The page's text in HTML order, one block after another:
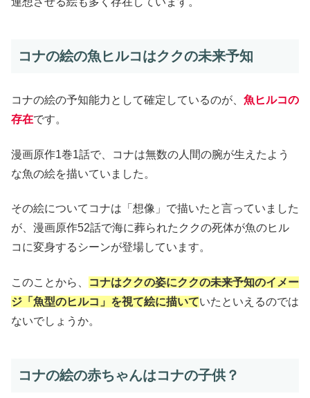
コナの絵の魚ヒルコはククの未来予知
コナの絵の予知能力として確定しているのが、 魚ヒルコの
存在です。
漫画原作1巻1話で、コナは無数の人間の腕が生えたよう
な魚の絵を描いていました。
その絵についてコナは「想像」で描いたと言っていました
が、漫画原作52話で海に葬られたククの死体が魚のヒル
コに変身するシーンが登場しています。
このことから、
コナはククの姿にククの未来予知のイメー
ジ「魚型のヒルコ」を視て絵に描いていたといえるのでは
ないでしょうか。
コナの絵の赤ちゃんはコナの子供？